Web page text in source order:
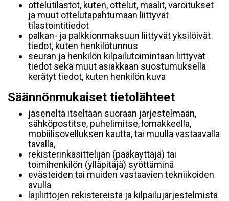
ottelutilastot, kuten, ottelut, maalit, varoitukset
ja muut ottelutapahtumaan liittyvät
tilastointitiedot
palkan- ja palkkionmaksuun liittyvät yksilöivät
tiedot, kuten henkilötunnus
seuran ja henkilön kilpailutoimintaan liittyvät
tiedot sekä muut asiakkaan suostumuksella
kerätyt tiedot, kuten henkilön kuva
Säännönmukaiset tietolähteet
jäseneltä itseltään suoraan järjestelmään,
sähköpostitse, puhelimitse, lomakkeella,
mobiilisovelluksen kautta, tai muulla vastaavalla
tavalla,
rekisterinkäsittelijän (pääkäyttäjä) tai
toimihenkilön (ylläpitäjä) syöttäminä
evästeiden tai muiden vastaavien tekniikoiden
avulla
lajiliittojen rekistereistä ja kilpailujärjestelmistä